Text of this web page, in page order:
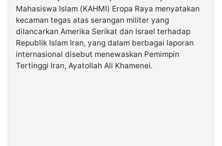
Kabarbaru.co
2026
Mahasiswa Islam (KAHMI) Eropa Raya menyatakan
kecaman tegas atas serangan militer yang
dilancarkan Amerika Serikat dan Israel terhadap
Republik Islam Iran, yang dalam berbagai laporan
internasional disebut menewaskan Pemimpin
Tertinggi Iran, Ayatollah Ali Khamenei.